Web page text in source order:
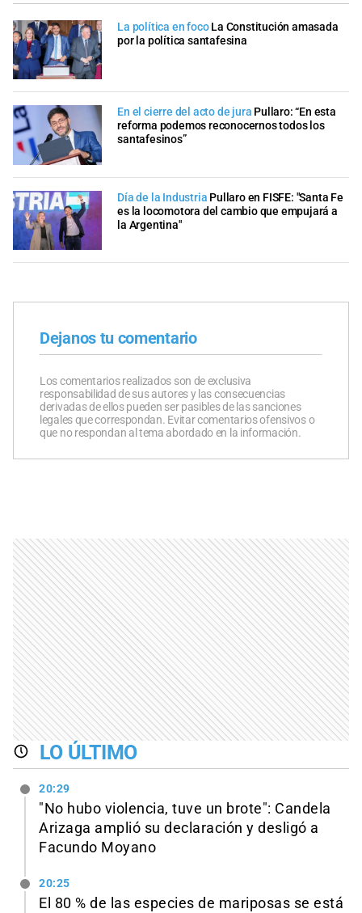
La política en foco La Constitución amasada
por la política santafesina
En el cierre del acto de jura Pullaro: “En esta
reforma podemos reconocernos todos los
santafesinos”
Día de la Industria Pullaro en FISFE: "Santa Fe
es la locomotora del cambio que empujará a
la Argentina"
Dejanos tu comentario
Los comentarios realizados son de exclusiva
responsabilidad de sus autores y las consecuencias
derivadas de ellos pueden ser pasibles de las sanciones
legales que correspondan. Evitar comentarios ofensivos o
que no respondan al tema abordado en la información.
LO ÚLTIMO
20:29
"No hubo violencia, tuve un brote": Candela
Arizaga amplió su declaración y desligó a
Facundo Moyano
20:25
El 80 % de las especies de mariposas se está